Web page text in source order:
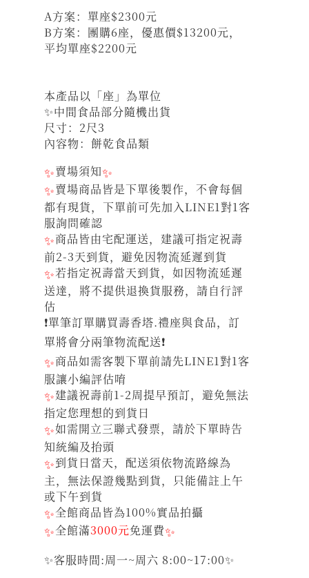
A方案：單座$2300元
B方案：團購6座，優惠價$13200元，
平均單座$2200元
本產品以「座」為單位
✨中間食品部分隨機出貨
尺寸：2尺3
內容物：餅乾食品類
✨賣場須知✨
✨賣場商品皆是下單後製作，不會每個
都有現貨，下單前可先加入LINE1對1客
服詢問確認
✨商品皆由宅配運送，建議可指定祝壽
前2-3天到貨，避免因物流延遲到貨
✨若指定祝壽當天到貨，如因物流延遲
送達，將不提供退換貨服務，請自行評
估
❗單筆訂單購買壽香塔.禮座與食品，訂
單將會分兩筆物流配送❗
✨商品如需客製下單前請先LINE1對1客
服讓小編評估唷
✨建議祝壽前1-2周提早預訂，避免無法
指定您理想的到貨日
✨如需開立三聯式發票，請於下單時告
知統編及抬頭
✨到貨日當天，配送須依物流路線為
主，無法保證幾點到貨，只能備註上午
或下午到貨
✨全館商品皆為100%實品拍攝
✨全館滿3000元免運費✨
✨客服時間:周一~周六 8:00~17:00✨